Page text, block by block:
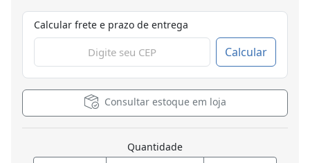
Calcular frete e prazo de entrega
Calcular
Consultar estoque em loja
Quantidade